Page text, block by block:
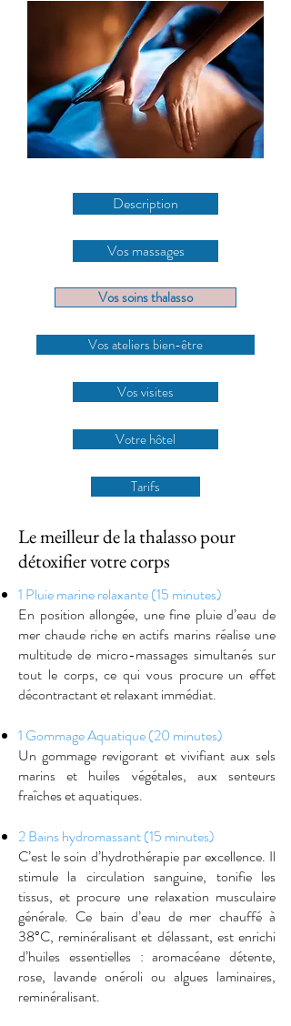
Description
Vos massages
Vos soins thalasso
Vos ateliers bien-être
Vos visites
Votre hôtel
Tarifs
Le meilleur de la thalasso pour
détoxifier votre corps
1 Pluie marine relaxante (15 minutes)
En position allongée, une fine pluie d’eau de
mer chaude riche en actifs marins réalise une
multitude de micro-massages simultanés sur
tout le corps, ce qui vous procure un effet
décontractant et relaxant immédiat.
1 Gommage Aquatique (20 minutes)
Un gommage revigorant et vivifiant aux sels
marins et huiles végétales, aux senteurs
fraîches et aquatiques.
2 Bains hydromassant (15 minutes)
C’est le soin d’hydrothérapie par excellence. Il
stimule la circulation sanguine, tonifie les
tissus, et procure une relaxation musculaire
générale. Ce bain d’eau de mer chauffé à
38°C, reminéralisant et délassant, est enrichi
d’huiles essentielles : aromacéane détente,
rose, lavande onéroli ou algues laminaires,
reminéralisant.